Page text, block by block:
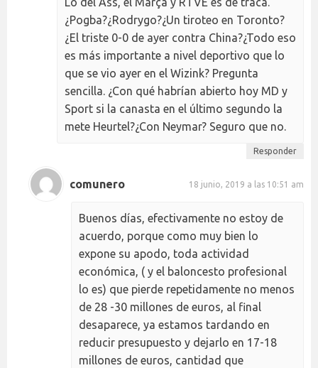
¿Pogba?¿Rodrygo?¿Un tiroteo en Toronto?
¿El triste 0-0 de ayer contra China?¿Todo eso
es más importante a nivel deportivo que lo
que se vio ayer en el Wizink? Pregunta
sencilla. ¿Con qué habrían abierto hoy MD y
Sport si la canasta en el último segundo la
mete Heurtel?¿Con Neymar? Seguro que no.
Responder
comunero 18 junio, 2019 a las 10:51 am
Buenos días, efectivamente no estoy de
acuerdo, porque como muy bien lo
expone su apodo, toda actividad
económica, ( y el baloncesto profesional
lo es) que pierde repetidamente no menos
de 28 -30 millones de euros, al final
desaparece, ya estamos tardando en
reducir presupuesto y dejarlo en 17-18
millones de euros, cantidad que